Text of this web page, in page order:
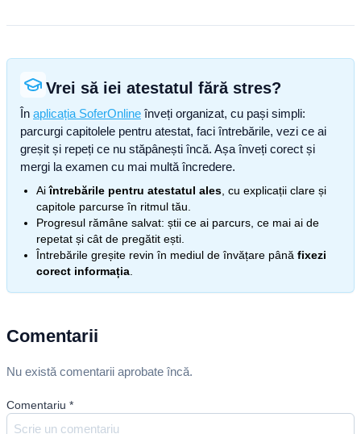
Vrei să iei atestatul fără stres?
În aplicația SoferOnline înveți organizat, cu pași simpli:
parcurgi capitolele pentru atestat, faci întrebările, vezi ce ai
greșit și repeți ce nu stăpânești încă. Așa înveți corect și
mergi la examen cu mai multă încredere.
Aiîntrebările pentru atestatul ales , cu explicații clare și
capitole parcurse în ritmul tău.
Progresul rămâne salvat: știi ce ai parcurs, ce mai ai de
repetat și cât de pregătit ești.
Întrebările greșite revin în mediul de învățare până fixezi
corect informația
Comentarii
Nu există comentarii aprobate încă.
Comentariu *